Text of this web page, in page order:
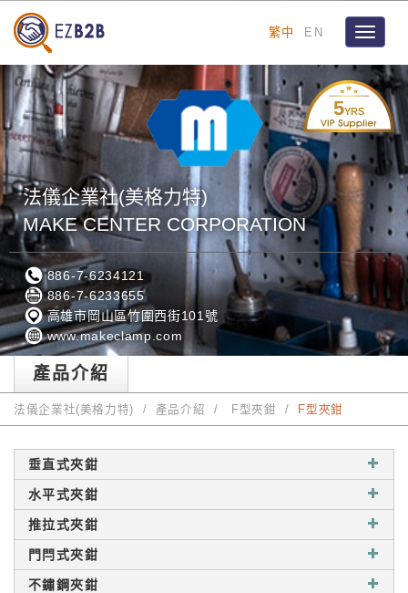
繁中 EN
Toggle
5YRS
法儀企業社(美格力特)
MAKE CENTER CORPORATION
886-7-6234121
886-7-6233655
高雄市岡山區竹圍西街101號
www.makeclamp.com
產品介紹
法儀企業社(美格力特) 產品介紹 F型夾鉗 F型夾鉗
垂直式夾鉗
水平式夾鉗
推拉式夾鉗
門閂式夾鉗
不鏽鋼夾鉗